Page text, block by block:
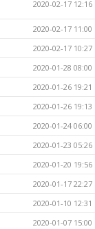
2020-02-17 12:16
2020-02-17 11:00
2020-02-17 10:27
2020-01-28 08:00
2020-01-26 19:21
2020-01-26 19:13
2020-01-24 06:00
2020-01-23 05:26
2020-01-20 19:56
2020-01-17 22:27
2020-01-10 12:31
2020-01-07 15:00